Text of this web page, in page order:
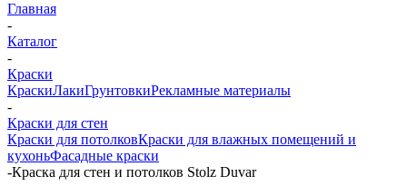
Главная
-
Каталог
-
Краски
КраскиЛакиГрунтовкиРекламные материалы
-
Краски для стен
Краски для потолковКраски для влажных помещений и
кухоньФасадные краски
-Краска для стен и потолков Stolz Duvar